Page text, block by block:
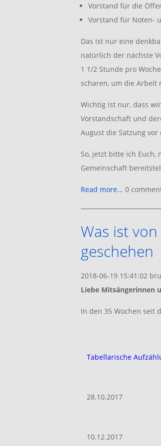
Vorstand für die
Vorstand für Noten-
Das ist nur eine
natürlich der nächste
1 1/2 Stunde pro
scharen, um die
Wichtig ist nur, dass
Vorstandschaft und
August die Satzung
So, jetzt bitte ich
Gemeinschaft
Read more... 0
Was ist
geschehen
2018-06-19 15:41:02
Liebe Mitsängerinnen
In den 35 Wochen seit
Tabellarische
28.10.2017
10.12.2017